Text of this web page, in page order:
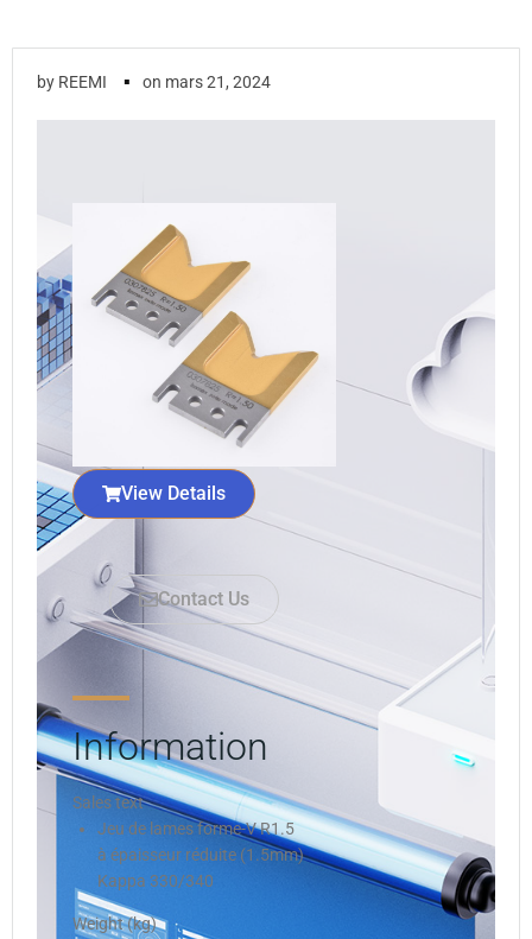
by REEMI ▪ on mars 21, 2024
View Details
Contact Us
Information
Sales text
Jeu de lames forme-V R1.5
à épaisseur réduite (1.5mm)
Kappa 330/340
Weight (kg)